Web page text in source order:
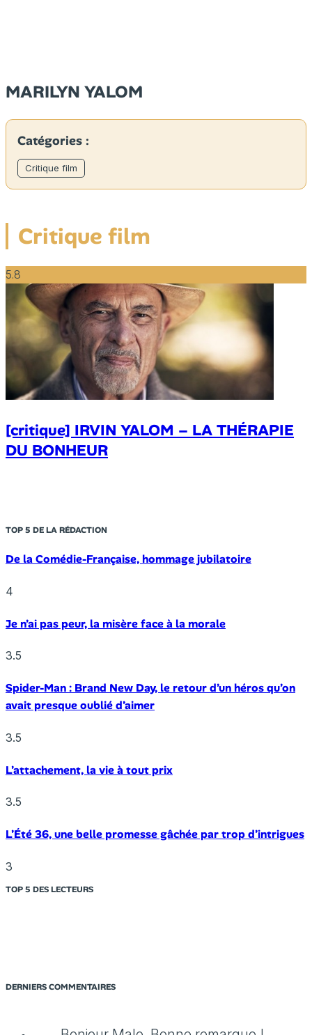
MARILYN YALOM
Catégories :
Critique film
Critique film
5.8
[critique] IRVIN YALOM – LA THÉRAPIE
DU BONHEUR
TOP 5 DE LA RÉDACTION
De la Comédie-Française, hommage jubilatoire
4
Je n’ai pas peur, la misère face à la morale
3.5
Spider-Man : Brand New Day, le retour d’un héros qu’on
avait presque oublié d’aimer
3.5
L’attachement, la vie à tout prix
3.5
L’Été 36, une belle promesse gâchée par trop d’intrigues
3
TOP 5 DES LECTEURS
DERNIERS COMMENTAIRES